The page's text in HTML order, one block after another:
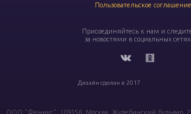
Пользовательское соглашение
Присоединяйтесь к нам и
за новостями в социальных сетях
Дизайн сделан в 2017
ООО "Феникс", 109156, Москва, Жулебинский бульвар,